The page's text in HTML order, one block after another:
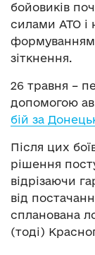
бойовиків
силами АТО і
зіткнення.
26 травня –
допомогою
бій за
Після цих
рішення
відрізаючи
від
спланована
(тоді)